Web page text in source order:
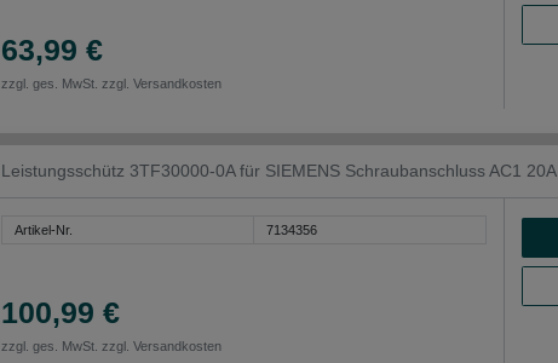
63,99 €
zzgl. ges. MwSt. zzgl. Versandkosten
Leistungsschütz 3TF30000-0A für SIEMENS Schraubanschluss AC1 20A
Artikel-Nr. 7134356
100,99 €
zzgl. ges. MwSt. zzgl. Versandkosten